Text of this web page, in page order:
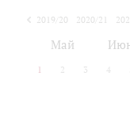
2019/20 2020/21
Май
1 2 3 4